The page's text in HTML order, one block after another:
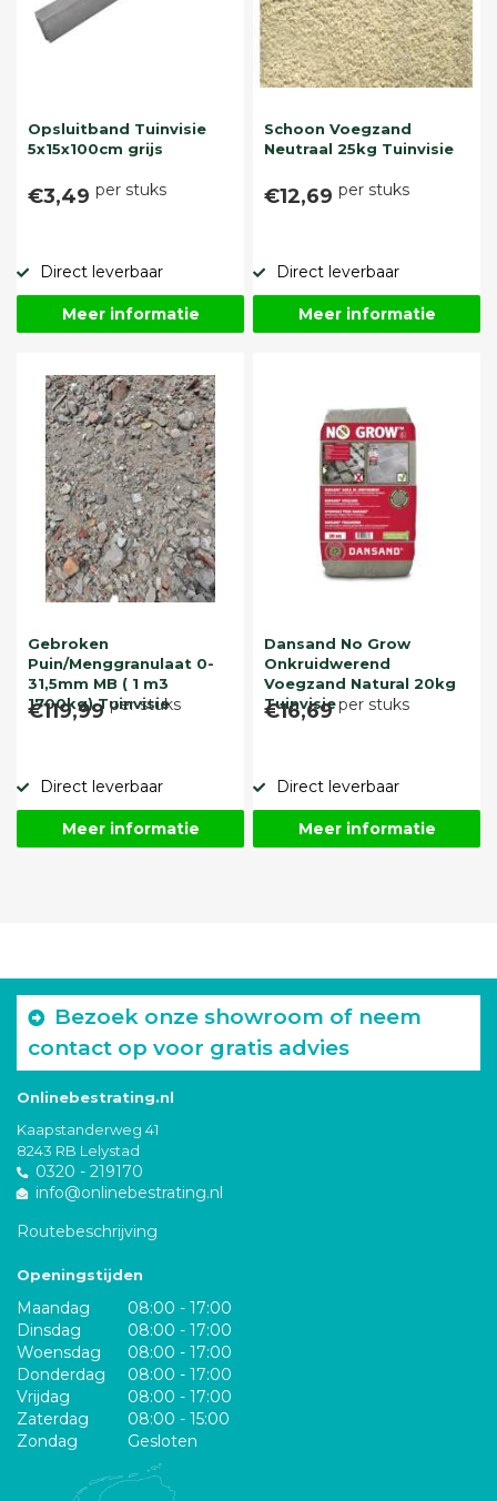
Opsluitband Tuinvisie
5x15x100cm grijs
€3,49 per stuks
Direct leverbaar
Meer informatie
Schoon Voegzand
Neutraal 25kg Tuinvisie
€12,69 per stuks
Direct leverbaar
Meer informatie
Gebroken
Puin/Menggranulaat 0-
31,5mm MB ( 1 m3
1700kg) Tuinvisie
€119,99 per stuks
Direct leverbaar
Meer informatie
Dansand No Grow
Onkruidwerend
Voegzand Natural 20kg
Tuinvisie
€16,69per stuks
Direct leverbaar
Meer informatie
Bezoek onze showroom of neem
contact op voor gratis advies
Onlinebestrating.nl
Kaapstanderweg 41
8243 RB Lelystad
0320 - 219170
info@onlinebestrating.nl
Routebeschrijving
Openingstijden
Maandag
08:00 - 17:00
Dinsdag
08:00 - 17:00
Woensdag
08:00 - 17:00
Donderdag
08:00 - 17:00
Vrijdag
08:00 - 17:00
Zaterdag
08:00 - 15:00
Zondag
Gesloten